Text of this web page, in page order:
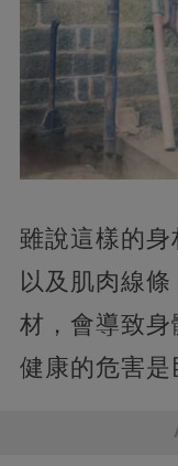
雖說這樣的
以及肌肉線
材，會導致
健康的危害是